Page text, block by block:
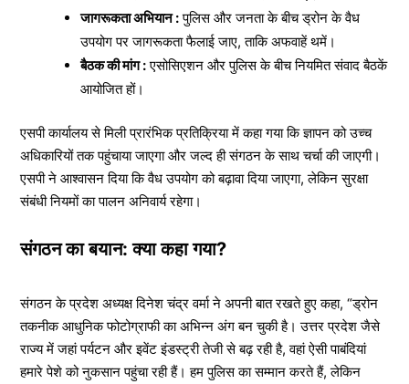
जागरूकता अभियान :पुलिस और जनता के बीच ड्रोन के वैध
उपयोग पर जागरूकता फैलाई जाए, ताकि अफवाहें थमें।
बैठक की मांग :एसोसिएशन और पुलिस के बीच नियमित संवाद बैठकें
आयोजित हों।
एसपी कार्यालय से मिली प्रारंभिक प्रतिक्रिया में कहा गया कि ज्ञापन को उच्च
अधिकारियों तक पहुंचाया जाएगा और जल्द ही संगठन के साथ चर्चा की जाएगी।
एसपी ने आश्वासन दिया कि वैध उपयोग को बढ़ावा दिया जाएगा, लेकिन सुरक्षा
संबंधी नियमों का पालन अनिवार्य रहेगा।
संगठन का बयान: क्या कहा गया?
संगठन के प्रदेश अध्यक्ष दिनेश चंद्र वर्मा ने अपनी बात रखते हुए कहा, “ड्रोन
तकनीक आधुनिक फोटोग्राफी का अभिन्न अंग बन चुकी है। उत्तर प्रदेश जैसे
राज्य में जहां पर्यटन और इवेंट इंडस्ट्री तेजी से बढ़ रही है, वहां ऐसी पाबंदियां
हमारे पेशे को नुकसान पहुंचा रही हैं। हम पुलिस का सम्मान करते हैं, लेकिन